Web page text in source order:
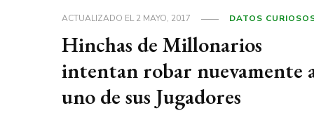
ACTUALIZADO EL2 MAYO, 2017 DATOS
Hinchas de Millonarios
intentan robar nuevamente
uno de sus Jugadores